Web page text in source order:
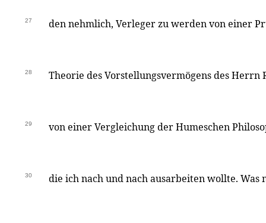
27 den nehmlich, Verleger zu werden von einer
28 Theorie des Vorstellungsvermögens des Herrn
29 von einer Vergleichung der Humeschen
30 die ich nach und nach ausarbeiten wollte. Was